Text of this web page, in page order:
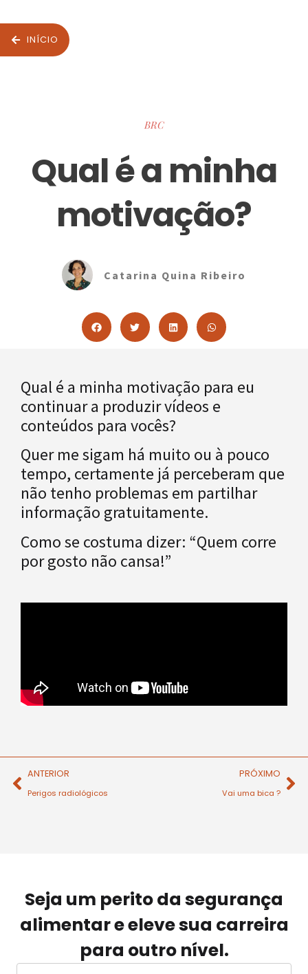
INÍCIO
BRC
Qual é a minha
motivação?
Catarina Quina Ribeiro
Qual é a minha motivação para eu
continuar a produzir vídeos e
conteúdos para vocês?
Quer me sigam há muito ou à pouco
tempo, certamente já perceberam que
não tenho problemas em partilhar
informação gratuitamente.
Como se costuma dizer: “Quem corre
por gosto não cansa!”
ANTERIOR
Perigos radiológicos
PRÓXIMO
Vai uma bica ?
Seja um perito da segurança
alimentar e eleve sua carreira
para outro nível.